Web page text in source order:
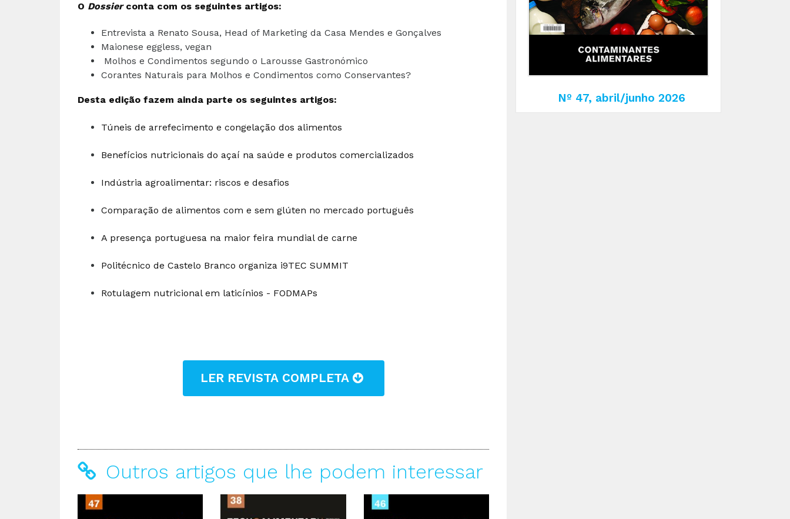
O Dossier conta com os seguintes artigos:
Entrevista a Renato Sousa, Head of Marketing da Casa Mendes e Gonçalves
Maionese eggless, vegan
Molhos e Condimentos segundo o Larousse Gastronómico
Corantes Naturais para Molhos e Condimentos como Conservantes?
Desta edição fazem ainda parte os seguintes artigos:
Túneis de arrefecimento e congelação dos alimentos
Benefícios nutricionais do açaí na saúde e produtos comercializados
Indústria agroalimentar: riscos e desafios
Comparação de alimentos com e sem glúten no mercado português
A presença portuguesa na maior feira mundial de carne
Politécnico de Castelo Branco organiza i9TEC SUMMIT
Rotulagem nutricional em laticínios - FODMAPs
LER REVISTA COMPLETA
Outros artigos que lhe podem interessar
Nº 47, abril/junho 2026